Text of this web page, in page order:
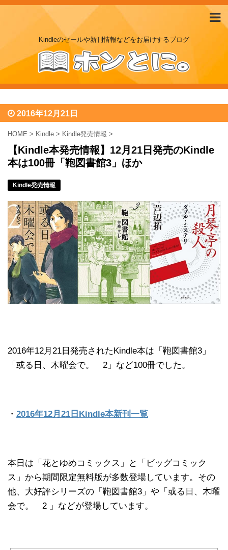
Kindleのセールや新刊情報などをお届けするブログ
2016年12月21日
HOME > Kindle > Kindle発売情報 >
【Kindle本発売情報】12月21日発売のKindle
本は100冊「鞄図書館3」ほか
Kindle発売情報
2016年12月21日発売されたKindle本は「鞄図書館3」
「或る日、木曜会で。 2」など100冊でした。
・ 2016年12月21日Kindle本新刊一覧
本日は「花とゆめコミックス」と「ビッグコミック
ス」から期間限定無料版が多数登場しています。その
他、大好評シリーズの「鞄図書館3」や「或る日、木曜
会で。 2 」などが登場しています。